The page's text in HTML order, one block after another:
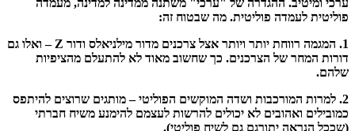
פוליטית לעמדה פוליטית. מה שבטוח זה:
1. המגמה רווחת יותר ויותר אצל צרכנים מדור מילניאלס ודור Z – ואלו גם
דורות המחר של הצרכנים. כך שחשוב מאוד לא להתעלם מהציפיות
שלהם.
2. למרות המורכבות ושדה המוקשים הפוליטי – מותגים שרוצים להיתפס
כמובילים ואהובים לא יכולים להרשות לעצמם להימנע משיח חברתי
(שככל הנראה יתורגם גם לשיח פוליטי).